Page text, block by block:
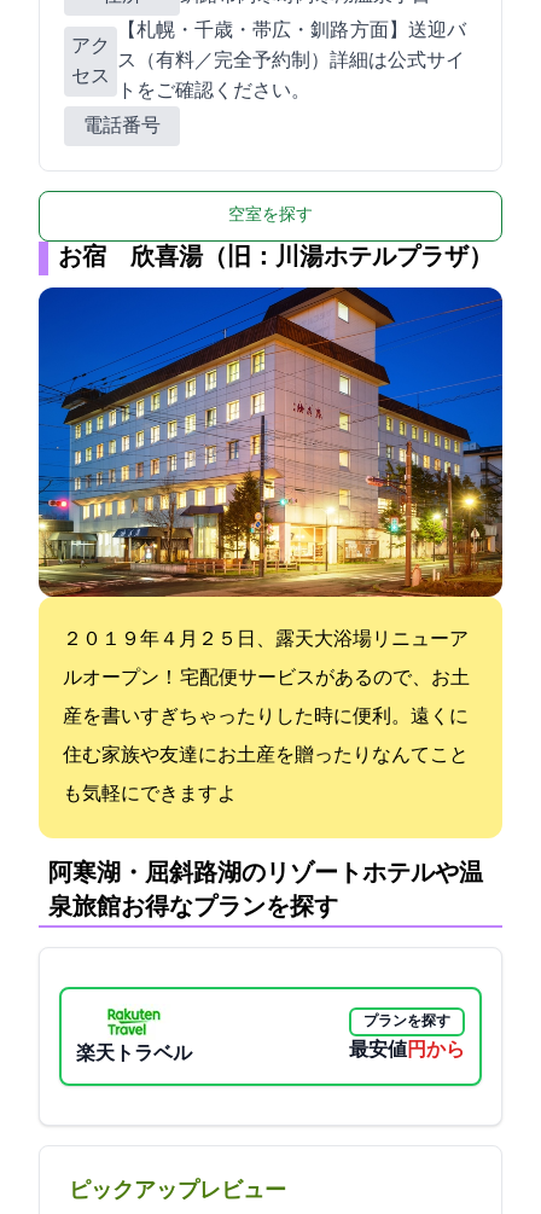
アク
セス
【札幌・千歳・帯広・釧路 方面】送迎バ
ス（有料／完全予約制）詳細は公式サイ
トをご確認ください。
電話番号
空室を探す
お宿 欣喜湯（旧：川湯ホテルプラザ）
２０１９年４月２５日、露天大浴場リニューア
ルオープン！ 宅配便サービスがあるので、お土
産を書いすぎちゃったりした時に便利。遠くに
住む家族や友達にお土産を贈ったりなんてこと
も気軽にできますよ
阿寒湖・屈斜路湖のリゾートホテルや温
泉旅館:お得なプランを探す
楽天トラベル
プランを探す
最安値4500円から
ピックアップレビュー